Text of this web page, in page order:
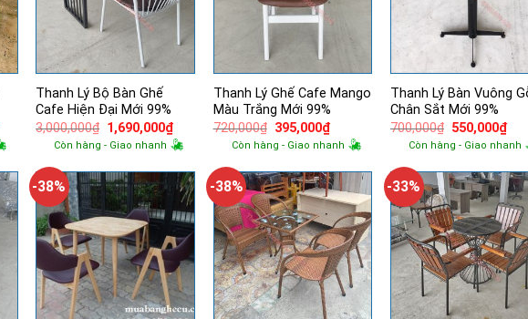
Thanh Lý Bộ Bàn Ghế
Cafe Hiện Đại Mới 99%
3,000,000₫ Giá
gốc
là:
1,690,000₫Giá
hiện
tại
1,690,000₫.
Còn hàng - Giao nhanh
Thanh Lý Ghế Cafe Mango
Màu Trắng Mới 99%
720,000₫ Giá
gốc
là:
395,000₫Giá
hiện
tại
395,000₫.
Còn hàng - Giao nhanh
Thanh Lý Bàn Vuông
Chân Sắt Mới 99%
700,000₫ Giá
gốc
là:
550,000₫Giá
tại
Còn hàng - Giao nhanh
-38% -38% -33%